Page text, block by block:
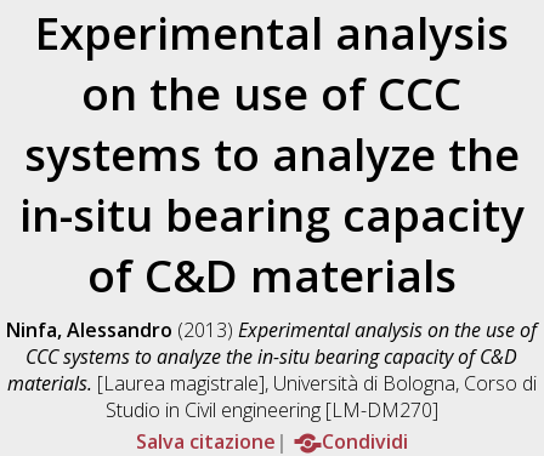
Experimental analysis
on the use of CCC
systems to analyze the
in-situ bearing capacity
of C&D materials
Ninfa, Alessandro (2013)Experimental analysis on the use of
CCC systems to analyze the in-situ bearing capacity of C&D
materials. [Laurea magistrale], Università di Bologna, Corso di
Studio in Civil engineering [LM-DM270]
Salva citazione
Condividi